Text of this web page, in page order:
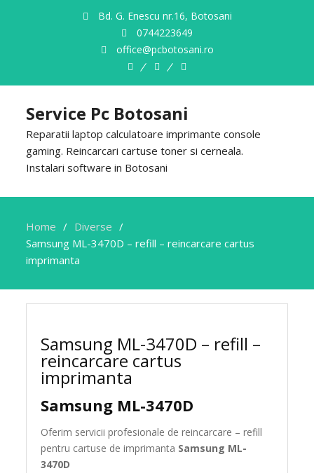
Bd. G. Enescu nr.16, Botosani
0744223649
office@pcbotosani.ro
Despre
Noi
Servicii
Service Pc Botosani
Reparatii laptop calculatoare imprimante console
gaming. Reincarcari cartuse toner si cerneala.
Instalari software in Botosani
Home
Diverse
Samsung ML-3470D – refill – reincarcare cartus
imprimanta
Samsung ML-3470D – refill –
reincarcare cartus
imprimanta
Samsung ML-3470D
Oferim servicii profesionale de reincarcare – refill
pentru cartuse de imprimanta Samsung ML-
3470D